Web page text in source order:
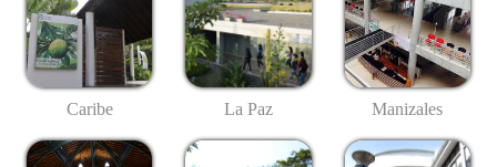
Caribe La Paz Manizales